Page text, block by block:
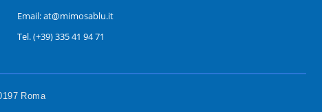
Email: at@mimosablu.it
Tel. (+39) 335 41 94 71
Roma